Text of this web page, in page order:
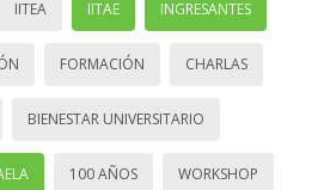
IITEA IITAE INGRESANTES
FORMACIÓN CHARLAS
BIENESTAR UNIVERSITARIO
100 AÑOS WORKSHOP